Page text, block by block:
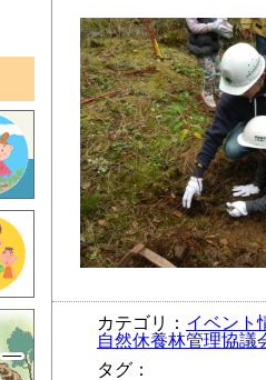
カテゴリ： イベント
自然休養林管理協議
タグ：